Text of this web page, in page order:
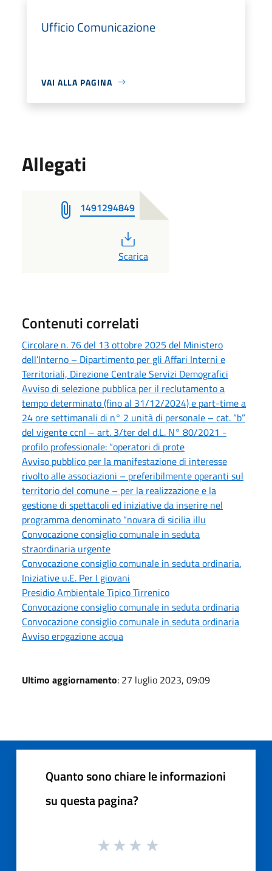
Ufficio Comunicazione
VAI ALLA PAGINA
Allegati
1491294849
PDF
Scarica
Contenuti correlati
Circolare n. 76 del 13 ottobre 2025 del Ministero
dell’Interno – Dipartimento per gli Affari Interni e
Territoriali, Direzione Centrale Servizi Demografici
Avviso di selezione pubblica per il reclutamento a
tempo determinato (fino al 31/12/2024) e part-time a
24 ore settimanali di n° 2 unità di personale – cat. “b”
del vigente ccnl – art. 3/ter del d.L. N° 80/2021 -
profilo professionale: “operatori di prote
Avviso pubblico per la manifestazione di interesse
rivolto alle associazioni – preferibilmente operanti sul
territorio del comune – per la realizzazione e la
gestione di spettacoli ed iniziative da inserire nel
programma denominato “novara di sicilia illu
Convocazione consiglio comunale in seduta
straordinaria urgente
Convocazione consiglio comunale in seduta ordinaria.
Iniziative u.E. Per I giovani
Presidio Ambientale Tipico Tirrenico
Convocazione consiglio comunale in seduta ordinaria
Convocazione consiglio comunale in seduta ordinaria
Avviso erogazione acqua
Ultimo aggiornamento: 27 luglio 2023, 09:09
Quanto sono chiare le informazioni
su questa pagina?